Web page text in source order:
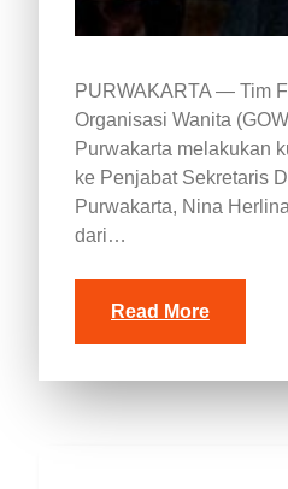
PURWAKARTA — Tim
Organisasi Wanita
Purwakarta melakukan
ke Penjabat Sekretaris
Purwakarta, Nina
dari…
Read More